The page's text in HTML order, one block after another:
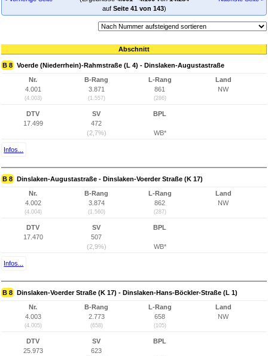
auf Seite 41 von 143)
Abschnitt
B 8 Voerde (Niederrhein)-Rahmstraße (L 4) - Dinslaken-Augustastraße
Nr.
4.001
(4.003)
B-Rang
3.871
(1.557)
L-Rang
861
(286)
Land
NW
DTV
17.499
SV
472
(2,7%)
BPL
WB*
Infos...
B 8 Dinslaken-Augustastraße - Dinslaken-Voerder Straße (K 17)
Nr.
4.002
(4.004)
B-Rang
3.874
(1.560)
L-Rang
862
(287)
Land
NW
DTV
17.470
SV
507
(2,9%)
BPL
WB*
Infos...
B 8 Dinslaken-Voerder Straße (K 17) - Dinslaken-Hans-Böckler-Straße (L 1)
Nr.
4.003
(4.005)
B-Rang
2.773
(658)
L-Rang
658
(105)
Land
NW
DTV
25.973
SV
623
BPL